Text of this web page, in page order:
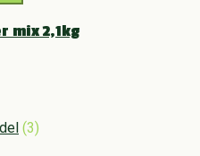
mix 2,1kg
(3)